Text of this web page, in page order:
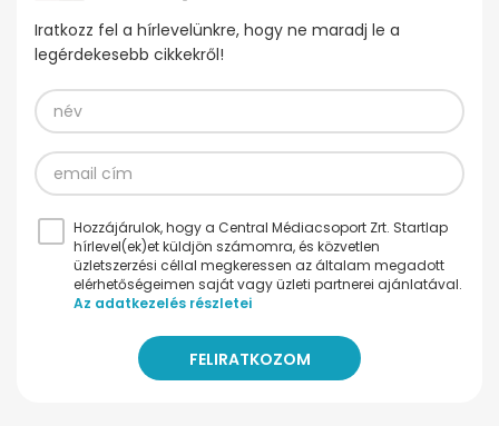
Iratkozz fel a hírlevelünkre, hogy ne maradj le a
legérdekesebb cikkekről!
Hozzájárulok, hogy a Central Médiacsoport Zrt. Startlap
hírlevel(ek)et küldjön számomra, és közvetlen
üzletszerzési céllal megkeressen az általam megadott
elérhetőségeimen saját vagy üzleti partnerei ajánlatával.
Az adatkezelés részletei